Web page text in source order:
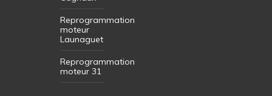
Reprogrammation
moteur
Launaguet
Reprogrammation
moteur 31